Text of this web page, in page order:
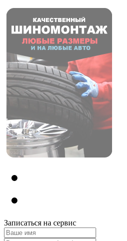
Записаться на сервис